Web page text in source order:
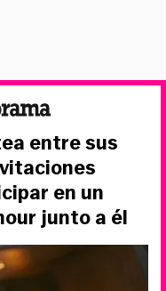
entre sus
en un
junto a él